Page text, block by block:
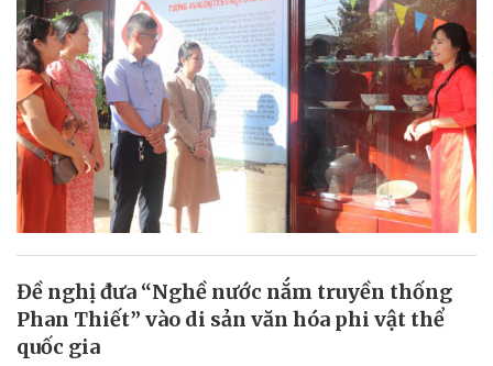
Đề nghị đưa “Nghề nước nắm truyền thống
Phan Thiết” vào di sản văn hóa phi vật thể
quốc gia